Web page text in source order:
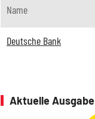
Name
Deutsche Bank
Aktuelle Ausgabe